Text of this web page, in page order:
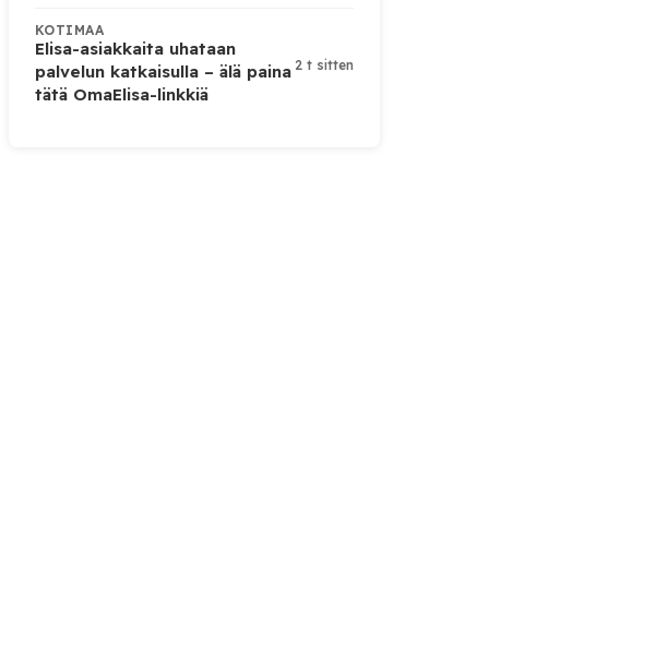
KOTIMAA
Elisa-asiakkaita uhataan
palvelun katkaisulla – älä paina
tätä OmaElisa-linkkiä
2 t sitten